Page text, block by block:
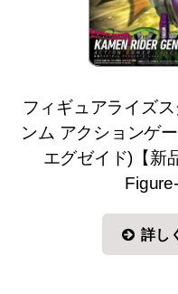
フィギュアライズ
ンム アクションゲ
エグゼイド)【新
詳し